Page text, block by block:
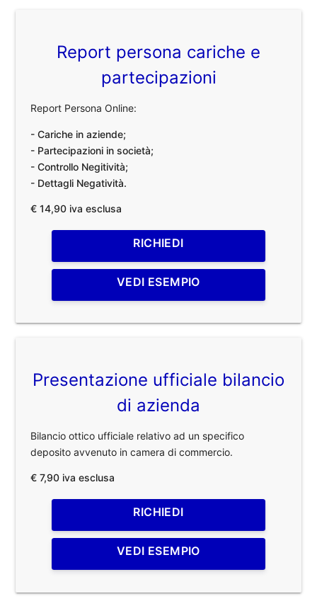
Report persona cariche e
partecipazioni
Report Persona Online:
- Cariche in aziende;
- Partecipazioni in società;
- Controllo Negitività;
- Dettagli Negatività.
€ 14,90 iva esclusa
RICHIEDI
VEDI ESEMPIO
Presentazione ufficiale bilancio
di azienda
Bilancio ottico ufficiale relativo ad un specifico
deposito avvenuto in camera di commercio.
€ 7,90 iva esclusa
RICHIEDI
VEDI ESEMPIO